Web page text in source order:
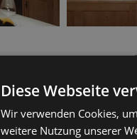
Diese Webseite
Wir verwenden Cookies,
weitere Nutzung unserer